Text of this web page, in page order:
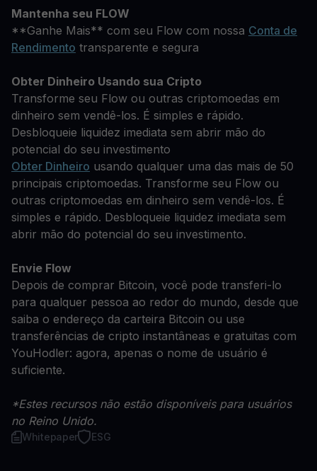
Mantenha seu FLOW
**Ganhe Mais** com seu Flow com nossa Conta de
Rendimento transparente e segura
Obter Dinheiro Usando sua Cripto
Transforme seu Flow ou outras criptomoedas em
dinheiro sem vendê-los. É simples e rápido.
Desbloqueie liquidez imediata sem abrir mão do
potencial do seu investimento
Obter Dinheiro usando qualquer uma das mais de 50
principais criptomoedas. Transforme seu Flow ou
outras criptomoedas em dinheiro sem vendê-los. É
simples e rápido. Desbloqueie liquidez imediata sem
abrir mão do potencial do seu investimento.
Envie Flow
Depois de comprar Bitcoin, você pode transferi-lo
para qualquer pessoa ao redor do mundo, desde que
saiba o endereço da carteira Bitcoin ou use
transferências de cripto instantâneas e gratuitas com
YouHodler: agora, apenas o nome de usuário é
suficiente.
*Estes recursos não estão disponíveis para usuários
no Reino Unido.
Whitepaper ESG